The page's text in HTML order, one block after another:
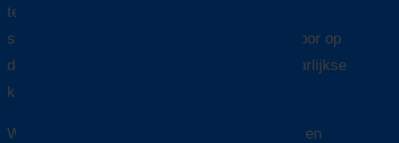
technische inspecties uit, ondersteunen bij
structureel onderhoud en bereiden jachten voor op
de verplichte jaarlijkse, tussentijdse of vijfjaarlijkse
keuringen.
Wij kennen de classificatiestandaarden door en